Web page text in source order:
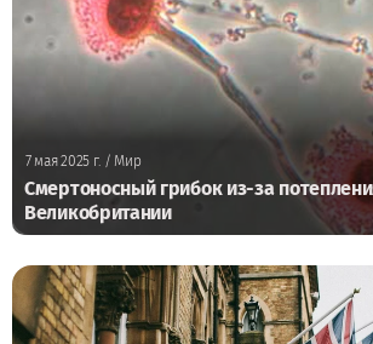
7 мая 2025 г. / Мир
Смертоносный грибок из-за
Великобритании